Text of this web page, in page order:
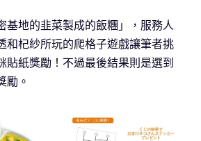
基地的韭菜製成的飯糰」，服務人
和杞紗所玩的爬格子遊戲讓筆者挑
貼紙獎勵！不過最後結果則是選到
勵。